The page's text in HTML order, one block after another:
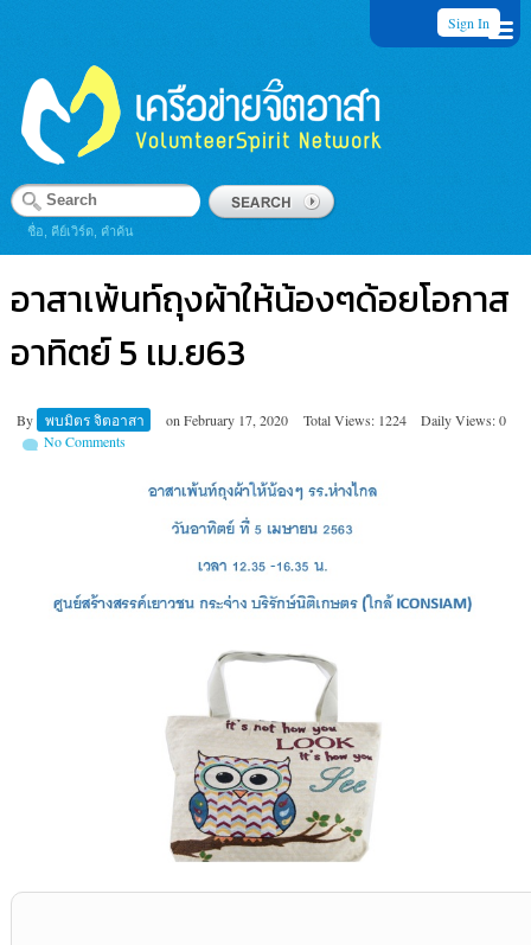
Sign In
ชื่อ, คีย์เวิร์ด, คำค้น
อาสาเพ้นท์ถุงผ้าให้น้องๆด้อยโอกาส
อาทิตย์ 5 เม.ย63
By พบมิตร จิตอาสา on February 17, 2020 Total Views: 1224
Daily Views: 0
No Comments